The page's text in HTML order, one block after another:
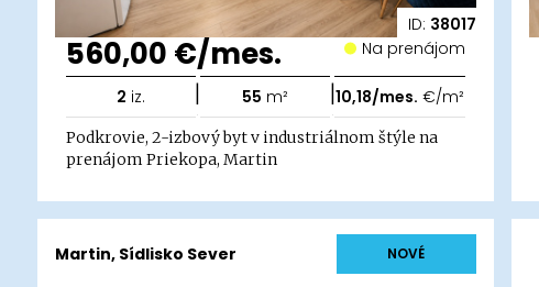
ID: 38017
560,00 €/mes. Na prenájom
2 iz. | 55 m² |10,18/mes. €/m²
Podkrovie, 2-izbový byt v industriálnom štýle na
prenájom Priekopa, Martin
Martin, Sídlisko Sever NOVÉ